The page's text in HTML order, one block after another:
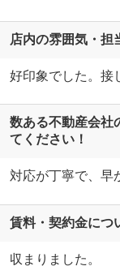
店内の雰囲気・担
好印象でした。接
数ある不動産会社
てください！
対応が丁寧で、早
賃料・契約金につ
収まりました。